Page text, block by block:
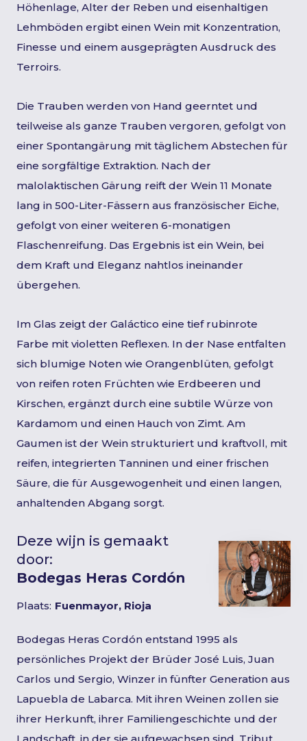
Höhenlage, Alter der Reben und eisenhaltigen
Lehmböden ergibt einen Wein mit Konzentration,
Finesse und einem ausgeprägten Ausdruck des
Terroirs.
Die Trauben werden von Hand geerntet und
teilweise als ganze Trauben vergoren, gefolgt von
einer Spontangärung mit täglichem Abstechen für
eine sorgfältige Extraktion. Nach der
malolaktischen Gärung reift der Wein 11 Monate
lang in 500-Liter-Fässern aus französischer Eiche,
gefolgt von einer weiteren 6-monatigen
Flaschenreifung. Das Ergebnis ist ein Wein, bei
dem Kraft und Eleganz nahtlos ineinander
übergehen.
Im Glas zeigt der Galáctico eine tief rubinrote
Farbe mit violetten Reflexen. In der Nase entfalten
sich blumige Noten wie Orangenblüten, gefolgt
von reifen roten Früchten wie Erdbeeren und
Kirschen, ergänzt durch eine subtile Würze von
Kardamom und einen Hauch von Zimt. Am
Gaumen ist der Wein strukturiert und kraftvoll, mit
reifen, integrierten Tanninen und einer frischen
Säure, die für Ausgewogenheit und einen langen,
anhaltenden Abgang sorgt.
Deze wijn is gemaakt
door:
Bodegas Heras Cordón
Plaats: Fuenmayor, Rioja
Bodegas Heras Cordón entstand 1995 als
persönliches Projekt der Brüder José Luis, Juan
Carlos und Sergio, Winzer in fünfter Generation aus
Lapuebla de Labarca. Mit ihren Weinen zollen sie
ihrer Herkunft, ihrer Familiengeschichte und der